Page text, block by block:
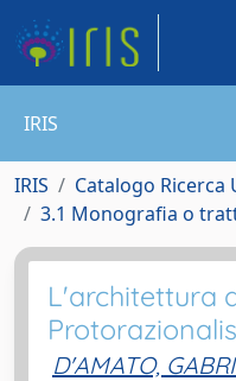
IRIS
IRIS Catalogo Ricerca
3.1 Monografia o
L'architettura
D'AMATO,